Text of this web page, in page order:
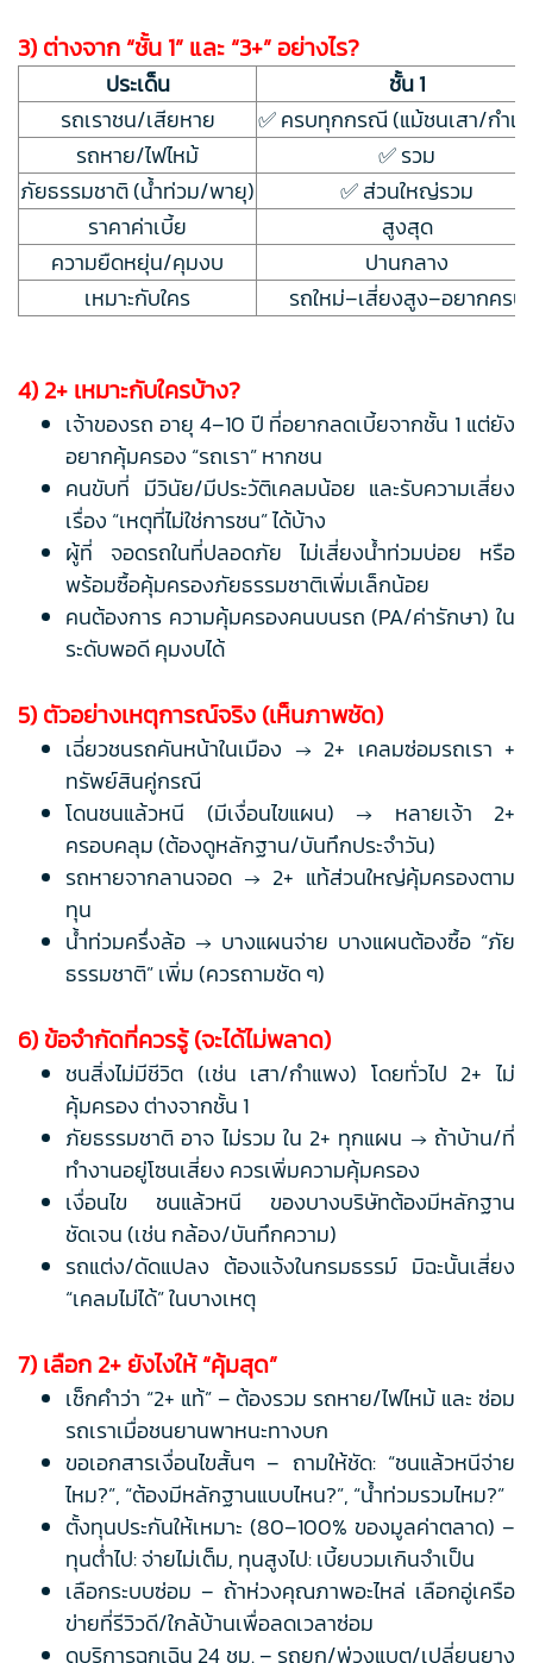
3) ต่างจาก “ชั้น 1” และ “3+” อย่างไร?
ประเด็น
ชั้น 1
รถเราชน/เสียหาย
✅ ครบทุกกรณี (แม้ชนเสา/กำแ
รถหาย/ไฟไหม้
✅ รวม
ภัยธรรมชาติ (น้ำท่วม/พายุ)
✅ ส่วนใหญ่รวม
ราคาค่าเบี้ย
สูงสุด
ความยืดหยุ่น/คุมงบ
ปานกลาง
เหมาะกับใคร
รถใหม่–เสี่ยงสูง–อยากครบ
4) 2+ เหมาะกับใครบ้าง?
เจ้าของรถ อายุ 4–10 ปี ที่อยากลดเบี้ยจากชั้น 1 แต่ยัง
อยากคุ้มครอง “รถเรา” หากชน
คนขับที่ มีวินัย/มีประวัติเคลมน้อย และรับความเสี่ยง
เรื่อง “เหตุที่ไม่ใช่การชน” ได้บ้าง
ผู้ที่ จอดรถในที่ปลอดภัย ไม่เสี่ยงน้ำท่วมบ่อย หรือ
พร้อมซื้อคุ้มครองภัยธรรมชาติเพิ่มเล็กน้อย
คนต้องการ ความคุ้มครองคนบนรถ (PA/ค่ารักษา) ใน
ระดับพอดี คุมงบได้
5) ตัวอย่างเหตุการณ์จริง (เห็นภาพชัด)
เฉี่ยวชนรถคันหน้าในเมือง → 2+ เคลมซ่อมรถเรา +
ทรัพย์สินคู่กรณี
โดนชนแล้วหนี (มีเงื่อนไขแผน) → หลายเจ้า 2+
ครอบคลุม (ต้องดูหลักฐาน/บันทึกประจำวัน)
รถหายจากลานจอด → 2+ แท้ส่วนใหญ่คุ้มครองตาม
ทุน
น้ำท่วมครึ่งล้อ → บางแผนจ่าย บางแผนต้องซื้อ “ภัย
ธรรมชาติ” เพิ่ม (ควรถามชัด ๆ)
6) ข้อจำกัดที่ควรรู้ (จะได้ไม่พลาด)
ชนสิ่งไม่มีชีวิต (เช่น เสา/กำแพง) โดยทั่วไป 2+ ไม่
คุ้มครอง ต่างจากชั้น 1
ภัยธรรมชาติ อาจ ไม่รวม ใน 2+ ทุกแผน → ถ้าบ้าน/ที่
ทำงานอยู่โซนเสี่ยง ควรเพิ่มความคุ้มครอง
เงื่อนไข ชนแล้วหนี ของบางบริษัทต้องมีหลักฐาน
ชัดเจน (เช่น กล้อง/บันทึกความ)
รถแต่ง/ดัดแปลง ต้องแจ้งในกรมธรรม์ มิฉะนั้นเสี่ยง
“เคลมไม่ได้” ในบางเหตุ
7) เลือก 2+ ยังไงให้ “คุ้มสุด”
เช็กคำว่า “2+ แท้” – ต้องรวม รถหาย/ไฟไหม้ และ ซ่อม
รถเราเมื่อชนยานพาหนะทางบก
ขอเอกสารเงื่อนไขสั้นๆ – ถามให้ชัด: “ชนแล้วหนีจ่าย
ไหม?”, “ต้องมีหลักฐานแบบไหน?”, “น้ำท่วมรวมไหม?”
ตั้งทุนประกันให้เหมาะ (80–100% ของมูลค่าตลาด) –
ทุนต่ำไป: จ่ายไม่เต็ม, ทุนสูงไป: เบี้ยบวมเกินจำเป็น
เลือกระบบซ่อม – ถ้าห่วงคุณภาพอะไหล่ เลือกอู่เครือ
ข่ายที่รีวิวดี/ใกล้บ้านเพื่อลดเวลาซ่อม
ดูบริการฉุกเฉิน 24 ชม. – รถยก/พ่วงแบต/เปลี่ยนยาง